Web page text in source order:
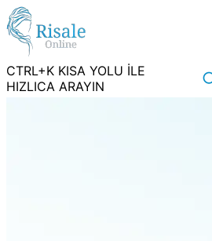
CTRL+K KISA YOLU İLE
HIZLICA ARAYIN